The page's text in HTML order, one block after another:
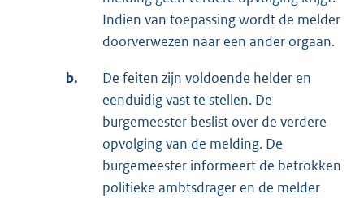
Indien van toepassing wordt de melder
doorverwezen naar een ander orgaan.
b.
De feiten zijn voldoende helder en
eenduidig vast te stellen. De
burgemeester beslist over de verdere
opvolging van de melding. De
burgemeester informeert de betrokken
politieke ambtsdrager en de melder